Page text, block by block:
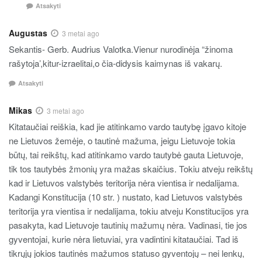
Atsakyti
Augustas 3 metai ago
Sekantis- Gerb. Audrius Valotka.Vienur nurodinėja “žinoma
rašytoja’,kitur-izraelitai,o čia-didysis kaimynas iš vakarų.
Atsakyti
Mikas 3 metai ago
Kitataučiai reiškia, kad jie atitinkamo vardo tautybę įgavo kitoje
ne Lietuvos žemėje, o tautinė mažuma, jeigu Lietuvoje tokia
būtų, tai reikštų, kad atitinkamo vardo tautybė gauta Lietuvoje,
tik tos tautybės žmonių yra mažas skaičius. Tokiu atveju reikštų
kad ir Lietuvos valstybės teritorija nėra vientisa ir nedalijama.
Kadangi Konstitucija (10 str. ) nustato, kad Lietuvos valstybės
teritorija yra vientisa ir nedalijama, tokiu atveju Konstitucijos yra
pasakyta, kad Lietuvoje tautinių mažumų nėra. Vadinasi, tie jos
gyventojai, kurie nėra lietuviai, yra vadintini kitataučiai. Tad iš
tikrųjų jokios tautinės mažumos statuso gyventojų – nei lenkų,